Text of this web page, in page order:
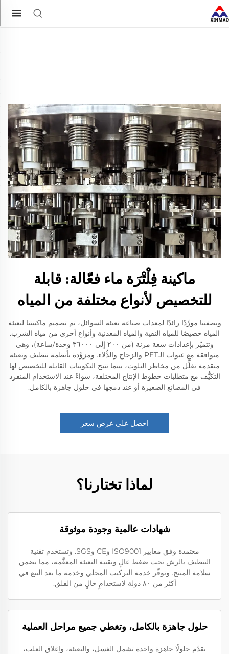
ماكينة فِلْتْرَة ماء فعّالة: قابلة
للتخصيص لأنواع مختلفة من المياه
وبصفتنا مورِّدًا رائدًا لمعدات صناعة تعبئة السوائل، تم تصميم ماكينتنا لتعبئة
المياه خصيصًا للمياه النقية والمياه المعدنية وأنواع أخرى من مياه الشرب.
وتتميّز بإعدادات سعة مرنة (من ٢٠٠ إلى ٣٦٠٠٠ وحدة/ساعة)، وهي
متوافقة مع عبوات الـPET والزجاج والدُّلاء. ومزوَّدة بأنظمة تنظيف وتعبئة
متقدمة تقلِّل من مخاطر التلوث، بينما تتيح التكوينات القابلة للتخصيص لها
التكيُّف مع متطلبات خطوط الإنتاج المختلفة، سواءً عند الاستخدام المنفرد
في المصانع الصغيرة أو عند دمجها في حلول جاهزة بالكامل.
احصل على عرض سعر
لماذا تختارنا؟
شهادات عالمية وجودة موثوقة
معتمدة وفق معايير ISO9001 وCE وSGS. وتستخدم تقنية
التنظيف بالرش تحت ضغط عالٍ وتقنية التعبئة المعقَّمة، مما يضمن
سلامة المنتج. وتوفّر خدمة التركيب المحلي وخدمة ما بعد البيع في
أكثر من ٨٠ دولة لاستخدامٍ خالٍ من القلق.
حلول جاهزة بالكامل، وتغطي جميع مراحل العملية
نقدّم حلولًا جاهزة واحدة تشمل الغسل، والتعبئة، وإغلاق العلب،